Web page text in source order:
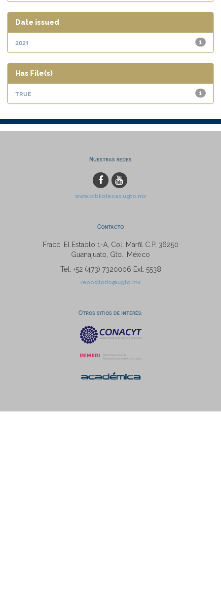
Date issued
1
2021
Has File(s)
1
true
Nuestras redes
www.bibliotecas.ugto.mx
Contacto
Fracc. El Establo 1-A, Col. Marfil C.P. 36250
Guanajuato, Gto., México
Tel: +52 (473) 7320006 Ext. 5538
repositorio@ugto.mx
Otros sitios de interés: